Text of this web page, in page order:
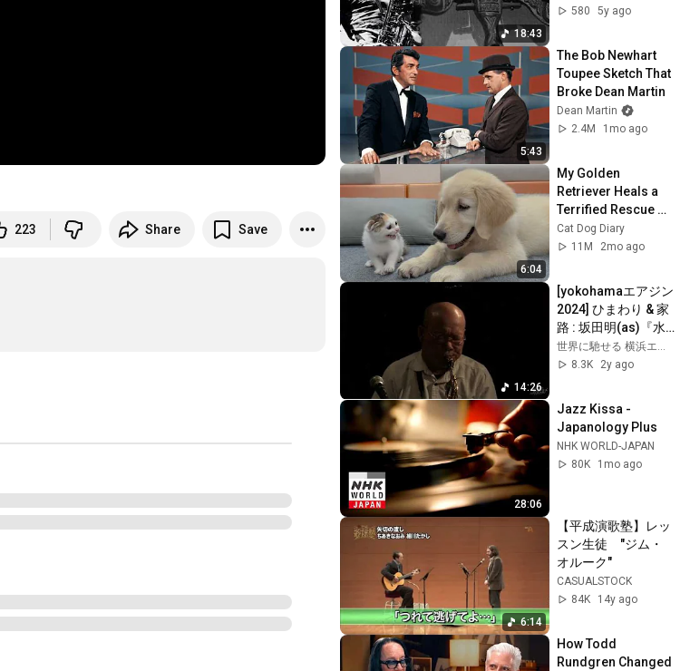
223 Share Save
18:43
580
5y ago
5:43
The Bob Newhart
Toupee Sketch That
Broke Dean Martin
Dean Martin
2.4M
1mo ago
6:04
My Golden
Retriever Heals a
Terrified Rescue
Kitten in Just 3
Meetings!
Cat Dog Diary
11M
2mo ago
14:26
[yokohamaエアジン
2024] ひまわり & 家
路 : 坂田明(as)『水
晶の歌』栗田妙子(p)
水谷浩章(b)
8.3K
2y ago
28:06
Jazz Kissa -
Japanology Plus
NHK WORLD-JAPAN
80K
1mo ago
6:14
【平成演歌塾】レッ
スン生徒　"ジム・
オルーク"
CASUALSTOCK
84K
14y ago
How Todd
Rundgren Changed